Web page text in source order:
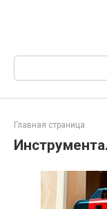
Поиск:
Главная страница